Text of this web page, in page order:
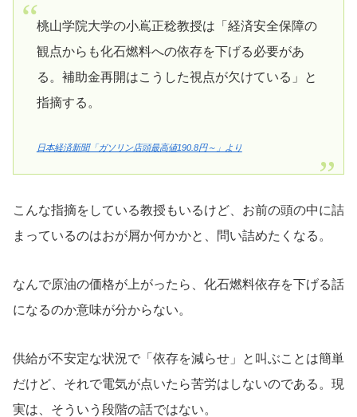
桃山学院大学の小嶌正稔教授は「経済安全保障の
観点からも化石燃料への依存を下げる必要があ
る。補助金再開はこうした視点が欠けている」と
指摘する。
日本経済新聞「ガソリン店頭最高値190.8円～」より
こんな指摘をしている教授もいるけど、お前の頭の中に詰
まっているのはおが屑か何かかと、問い詰めたくなる。
なんで原油の価格が上がったら、化石燃料依存を下げる話
になるのか意味が分からない。
供給が不安定な状況で「依存を減らせ」と叫ぶことは簡単
だけど、それで電気が点いたら苦労はしないのである。現
実は、そういう段階の話ではない。